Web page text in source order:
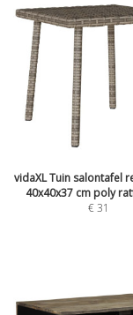
vidaXL Tuin salontafel
40x40x37 cm poly
€31